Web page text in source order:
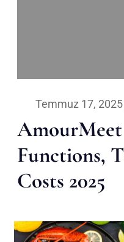
Temmuz 17, 2025
Functions,
Costs 2025